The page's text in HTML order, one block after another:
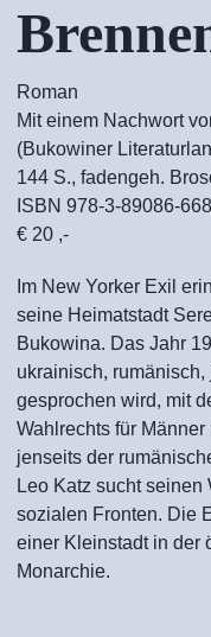
Roman
Mit einem Nachwort
(Bukowiner
144 S., fadengeh.
ISBN 978-3-89086-
€ 20 ,-
Im New Yorker Exil
seine Heimatstadt
Bukowina. Das Jahr
ukrainisch,
gesprochen wird, mit
Wahlrechts für
jenseits der
Leo Katz sucht
sozialen Fronten. Die
einer Kleinstadt in der
Monarchie.